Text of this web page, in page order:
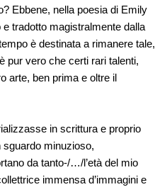
Ebbene, nella poesia di Emily
e tradotto magistralmente dalla
è destinata a rimanere tale,
pur vero che certi rari talenti,
arte, ben prima e oltre il
in scrittura e proprio
minuzioso,
da tanto-/…/l’età del mio
immensa d’immagini e